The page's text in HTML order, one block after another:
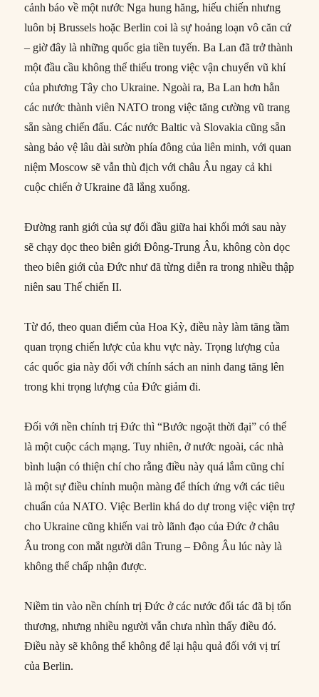
cảnh báo về một nước Nga hung hăng, hiếu chiến nhưng
luôn bị Brussels hoặc Berlin coi là sự hoảng loạn vô căn cứ
– giờ đây là những quốc gia tiền tuyến. Ba Lan đã trở thành
một đầu cầu không thể thiếu trong việc vận chuyển vũ khí
của phương Tây cho Ukraine. Ngoài ra, Ba Lan hơn hẳn
các nước thành viên NATO trong việc tăng cường vũ trang
sẵn sàng chiến đấu. Các nước Baltic và Slovakia cũng sẵn
sàng bảo vệ lâu dài sườn phía đông của liên minh, với quan
niệm Moscow sẽ vẫn thù địch với châu Âu ngay cả khi
cuộc chiến ở Ukraine đã lắng xuống.
Đường ranh giới của sự đối đầu giữa hai khối mới sau này
sẽ chạy dọc theo biên giới Đông-Trung Âu, không còn dọc
theo biên giới của Đức như đã từng diễn ra trong nhiều thập
niên sau Thế chiến II.
Từ đó, theo quan điểm của Hoa Kỳ, điều này làm tăng tầm
quan trọng chiến lược của khu vực này. Trọng lượng của
các quốc gia này đối với chính sách an ninh đang tăng lên
trong khi trọng lượng của Đức giảm đi.
Đối với nền chính trị Đức thì “Bước ngoặt thời đại” có thể
là một cuộc cách mạng. Tuy nhiên, ở nước ngoài, các nhà
bình luận có thiện chí cho rằng điều này quá lắm cũng chỉ
là một sự điều chỉnh muộn màng để thích ứng với các tiêu
chuẩn của NATO. Việc Berlin khá do dự trong việc viện trợ
cho Ukraine cũng khiến vai trò lãnh đạo của Đức ở châu
Âu trong con mắt người dân Trung – Đông Âu lúc này là
không thể chấp nhận được.
Niềm tin vào nền chính trị Đức ở các nước đối tác đã bị tổn
thương, nhưng nhiều người vẫn chưa nhìn thấy điều đó.
Điều này sẽ không thể không để lại hậu quả đối với vị trí
của Berlin.